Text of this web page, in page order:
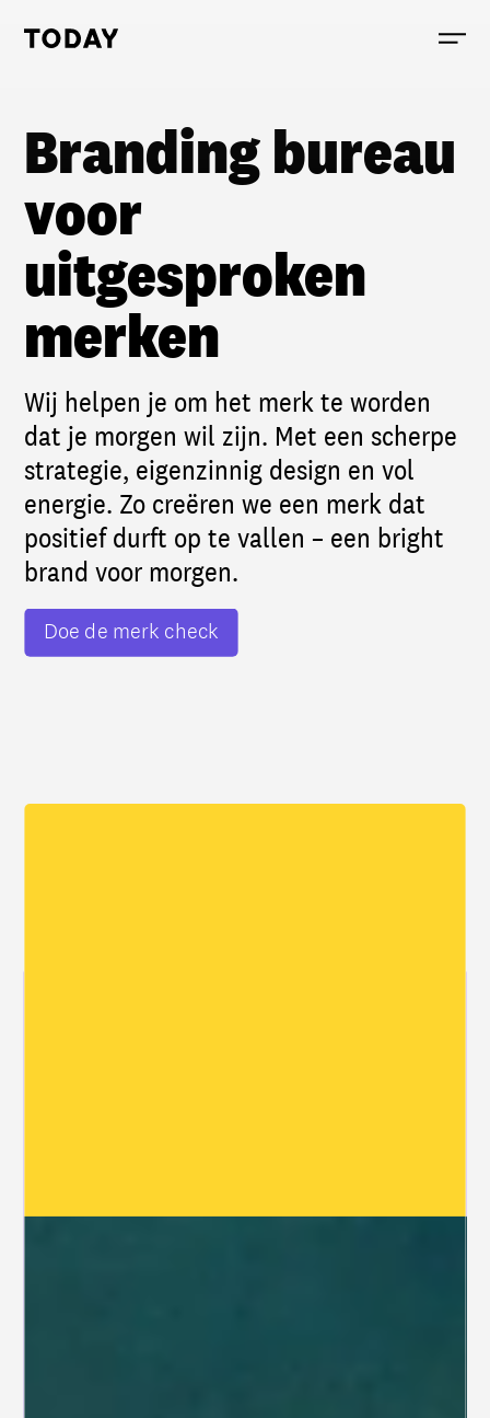
Today, links to the homepage
Branding bureau
voor
uitgesproken
merken
Wij helpen je om het merk te worden
dat je morgen wil zijn. Met een scherpe
strategie, eigenzinnig design en vol
energie. Zo creëren we een merk dat
positief durft op te vallen – een bright
brand voor morgen.
Doe de merk check